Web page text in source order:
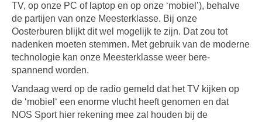
TV, op onze PC of laptop en op onze ‘mobiel’), behalve
de partijen van onze Meesterklasse. Bij onze
Oosterburen blijkt dit wel mogelijk te zijn. Dat zou tot
nadenken moeten stemmen. Met gebruik van de moderne
technologie kan onze Meesterklasse weer bere-
spannend worden.
Vandaag werd op de radio gemeld dat het TV kijken op
de ‘mobiel‘ een enorme vlucht heeft genomen en dat
NOS Sport hier rekening mee zal houden bij de